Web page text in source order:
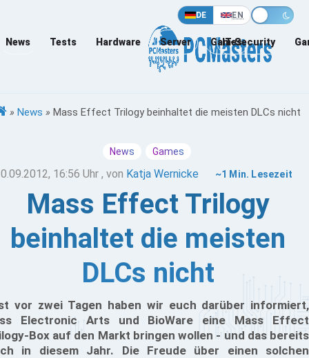
DE EN
News Tests Hardware Server Games
IT-Security
» News » Mass Effect Trilogy beinhaltet die meisten DLCs nicht
News Games
16:56 Uhr , von Katja Wernicke ~1 Min. Lesezeit
Mass Effect Trilogy
beinhaltet die meisten
DLCs nicht
vor zwei Tagen haben wir euch darüber informiert,
Electronic Arts und BioWare eine Mass Effect
Box auf den Markt bringen wollen - und das bereits
in diesem Jahr. Die Freude über einen solchen